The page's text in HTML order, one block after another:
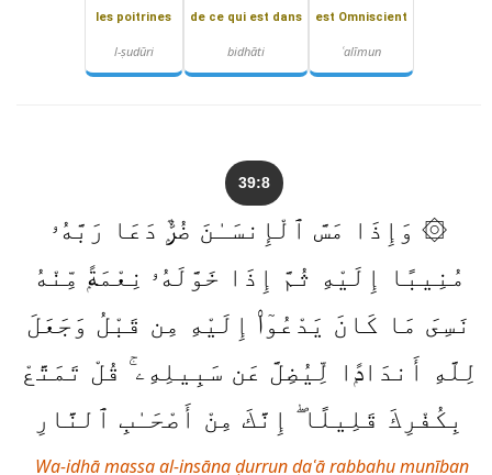
est Omniscient
ʿalīmun
de ce qui est dans
bidhāti
les poitrines
l-ṣudūri
39:8
۞ وَإِذَا مَسَّ ٱلْإِنسَـٰنَ ضُرٌّۭ دَعَا رَبَّهُۥ
مُنِيبًا إِلَيْهِ ثُمَّ إِذَا خَوَّلَهُۥ نِعْمَةًۭ مِّنْهُ
نَسِىَ مَا كَانَ يَدْعُوٓا۟ إِلَيْهِ مِن قَبْلُ وَجَعَلَ
لِلَّهِ أَندَادًۭا لِّيُضِلَّ عَن سَبِيلِهِۦ ۚ قُلْ تَمَتَّعْ
بِكُفْرِكَ قَلِيلًا ۖ إِنَّكَ مِنْ أَصْحَـٰبِ ٱلنَّارِ
Wa-idhā massa al-insāna ḍurrun daʿā rabbahu munīban